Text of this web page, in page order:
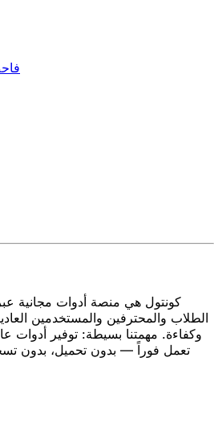
كونتول هي منصة أدوات مجانية
الطلاب والمحترفين والمستخدمين
وكفاءة. مهمتنا بسيطة: توفير أدوات
تعمل فوراً — بدون تحميل، بدون